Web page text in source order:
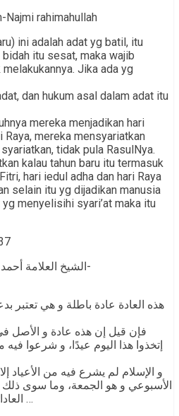
Najmi rahimahullah
ini adalah adat yg batil, itu
itu sesat, maka wajib
Jika ada yg
dan hukum asal dalam adat itu
mereka menjadikan hari
Raya, mereka mensyariatkan
tidak pula RasulNya.
kalau tahun baru itu termasuk
hari iedul adha dan hari Raya
selain itu yg dijadikan manusia
menyelisihi syari’at maka itu
الشيخ العلامة أحمد بن يحيى النجمي – رحمه الله-
فإن قيل إن هذه عادة و الأصل
إتخذوا هذا اليوم عيدًا، و شرعوا
و الإسلام لم يشرع فيه من الأعياد
الأسبوعي و هو الجمعة، وما سوى ذلك
العادات المخالفة للشرع فهو باطل …